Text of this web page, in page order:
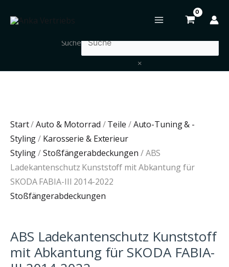
Inhalt
Suche
×
Start/Auto & Motorrad /Teile /Auto-Tuning & -
Styling/ Karosserie & Exterieur
Styling/Stoßfängerabdeckungen / ABS
Ladekantenschutz Kunststoff mit Abkantung für
SKODA FABIA-III 2014-2022
Stoßfängerabdeckungen
ABS Ladekantenschutz Kunststoff
mit Abkantung für SKODA FABIA-
Ladekantenschutz
III
2014-
2022
Menge